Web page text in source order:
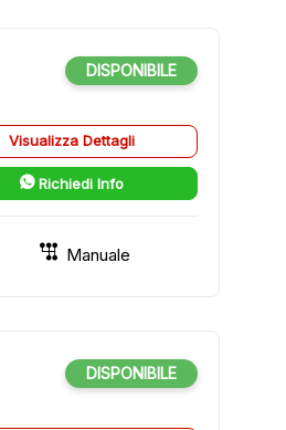
DISPONIBILE
Visualizza Dettagli
Richiedi Info
Manuale
DISPONIBILE